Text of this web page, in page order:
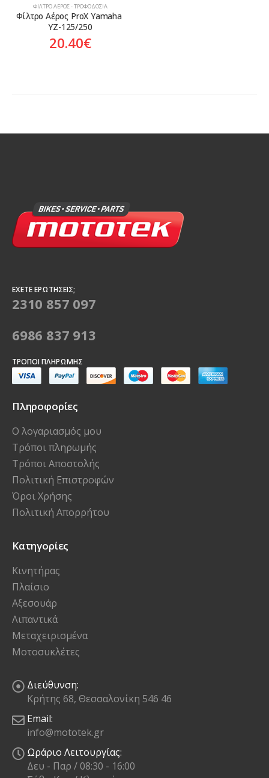
ΦΊΛΤΡΟ ΑΈΡΟΣ - ΤΡΟΦΟΔΟΣΊΑ
Φίλτρο Αέρος ProX Yamaha
YZ-125/250
20.40€
ΈΧΕΤΕ ΕΡΩΤΉΣΕΙΣ;
2310 857 097
6986 837 913
ΤΡΌΠΟΙ ΠΛΗΡΩΜΉΣ
Πληροφορίες
Ο λογαριασμός μου
Τρόποι πληρωμής
Τρόποι Αποστολής
Πολιτική Επιστροφών
Όροι Χρήσης
Πολιτική Απορρήτου
Κατηγορίες
Κινητήρας
Πλαίσιο
Αξεσουάρ
Λιπαντικά
Μεταχειρισμένα
Μοτοσυκλέτες
Διεύθυνση:
Κρήτης 68, Θεσσαλονίκη 546 46
Email:
info@mototek.gr
Ωράριο Λειτουργίας:
Δευ - Παρ / 08:30 - 16:00